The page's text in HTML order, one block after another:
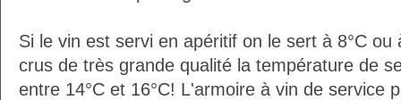
Si le vin est servi en apéritif on le sert à 8°C ou
crus de très grande qualité la température de
entre 14°C et 16°C! L'armoire à vin de service